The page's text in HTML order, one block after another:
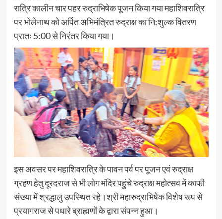
रात्रि कालीन चार पहर रुद्राभिषेक पूजन किया गया महाशिवरात्रि
पर भोलेनाथ को अर्पित अभिमंत्रित रुद्राक्ष का नि:शुल्क वितरण
प्रातः 5:00 से निरंतर किया गया।
इस अवसर पर महाशिवरात्रि के पावन पर्व पर पूजन एवं रुद्राक्ष
ग्रहण हेतु दूरदराज से भी लोग मंदिर पहुंचे रुद्राक्ष महोत्सव में काफी
संख्या में श्रद्धालु उपस्थित रहे।श्री महारुद्राभिषेक विशेष रूप से
प्रयागराज से पधारे ब्राह्मणों के द्वारा संपन्न हुआ।